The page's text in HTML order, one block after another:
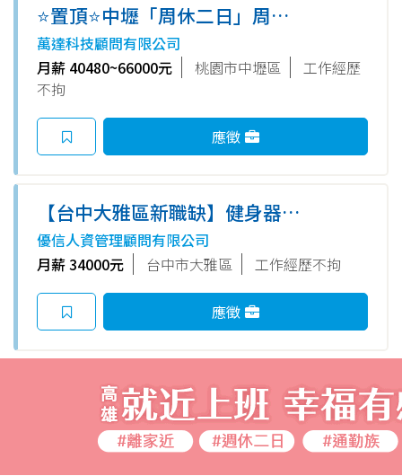
⭐置頂⭐中壢「周休二日」周領
5000✨夜校生可 ✨作業員-RT
萬達科技顧問有限公司
月薪 40480~66000元
桃園市中壢區
工作經歷
不拘
應徵
【台中大雅區新職缺】健身器材
組裝員│周休二日│免輪班│喬
QO
優信人資管理顧問有限公司
月薪 34000元
台中市大雅區 工作經歷不拘
應徵